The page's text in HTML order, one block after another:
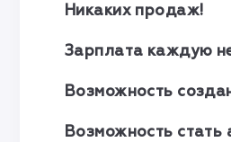
Никаких продаж!
Зарплата каждую
Возможность
Возможность